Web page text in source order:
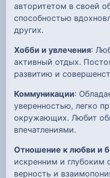
авторитетом в своей
способностью
других.
Хобби и увлечения:
активный отдых.
развитию и
Коммуникации:
уверенностью, легко
окружающих. Любит
впечатлениями.
Отношение к любви и
искренним и глубоким
верность и